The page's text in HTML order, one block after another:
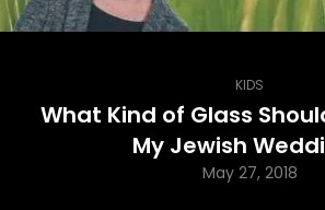
KIDS
What Kind of Glass
My Jewish
May 27, 2018